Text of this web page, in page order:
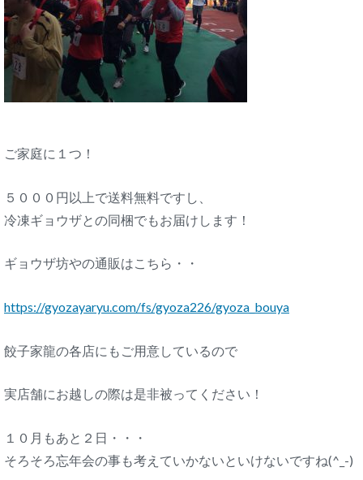
ご家庭に１つ！
５０００円以上で送料無料ですし、
冷凍ギョウザとの同梱でもお届けします！
ギョウザ坊やの通販はこちら・・
https://gyozayaryu.com/fs/gyoza226/gyoza_bouya
餃子家龍の各店にもご用意しているので
実店舗にお越しの際は是非被ってください！
１０月もあと２日・・・
そろそろ忘年会の事も考えていかないといけないですね(^_-)